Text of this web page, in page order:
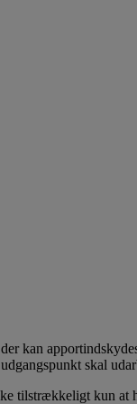
kan
skal
tilstrækkeligt kun at